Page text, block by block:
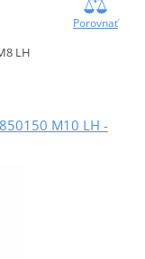
Porovnať
LH
M10 LH -